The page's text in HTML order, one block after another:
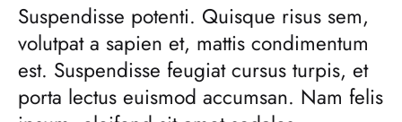
HARDY
RECEIVES
THE
HONNEUR
Suspendisse potenti. Quisque risus sem,
volutpat a sapien et, mattis condimentum
est. Suspendisse feugiat cursus turpis, et
porta lectus euismod accumsan. Nam felis